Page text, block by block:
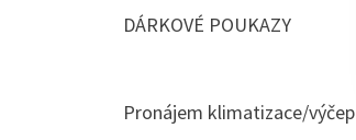
DÁRKOVÉ POUKAZY
Pronájem klimatizace/výčep